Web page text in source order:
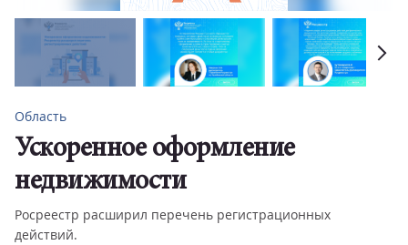
Область
Ускоренное оформление
недвижимости
Росреестр расширил перечень регистрационных
действий.